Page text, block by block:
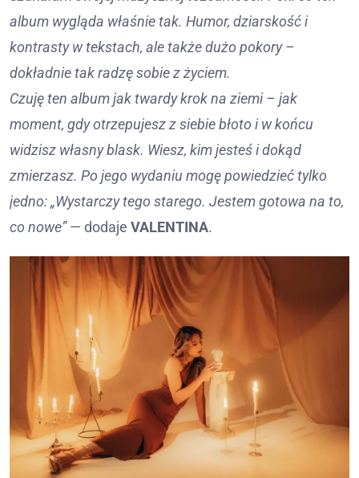
album wygląda właśnie tak. Humor, dziarskość i
kontrasty w tekstach, ale także dużo pokory –
dokładnie tak radzę sobie z życiem.
Czuję ten album jak twardy krok na ziemi – jak
moment, gdy otrzepujesz z siebie błoto i w końcu
widzisz własny blask. Wiesz, kim jesteś i dokąd
zmierzasz. Po jego wydaniu mogę powiedzieć tylko
jedno: „Wystarczy tego starego. Jestem gotowa na to,
co nowe”— dodaje VALENTINA.